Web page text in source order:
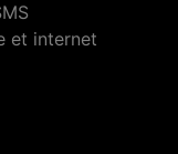
et internet